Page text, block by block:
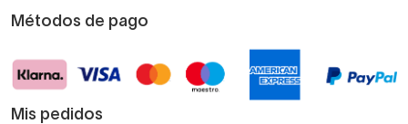
Métodos de pago
Mis pedidos